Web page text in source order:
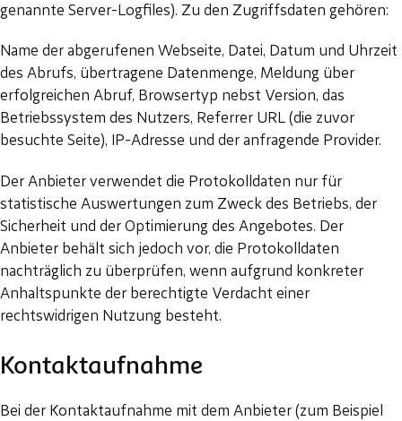
genannte Server-Logfiles). Zu den Zugriffsdaten gehören:
Name der abgerufenen Webseite, Datei, Datum und Uhrzeit
des Abrufs, übertragene Datenmenge, Meldung über
erfolgreichen Abruf, Browsertyp nebst Version, das
Betriebssystem des Nutzers, Referrer URL (die zuvor
besuchte Seite), IP-Adresse und der anfragende Provider.
Der Anbieter verwendet die Protokolldaten nur für
statistische Auswertungen zum Zweck des Betriebs, der
Sicherheit und der Optimierung des Angebotes. Der
Anbieter behält sich jedoch vor, die Protokolldaten
nachträglich zu überprüfen, wenn aufgrund konkreter
Anhaltspunkte der berechtigte Verdacht einer
rechtswidrigen Nutzung besteht.
Kontaktaufnahme
Bei der Kontaktaufnahme mit dem Anbieter (zum Beispiel